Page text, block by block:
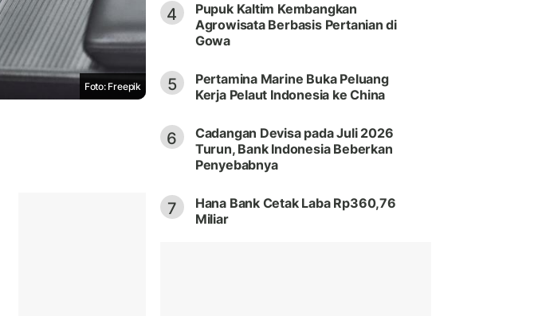
Foto: Freepik
4
Pupuk Kaltim Kembangkan
Agrowisata Berbasis Pertanian di
Gowa
5
Pertamina Marine Buka Peluang
Kerja Pelaut Indonesia ke China
6
Cadangan Devisa pada Juli 2026
Turun, Bank Indonesia Beberkan
Penyebabnya
7
Hana Bank Cetak Laba Rp360,76
Miliar